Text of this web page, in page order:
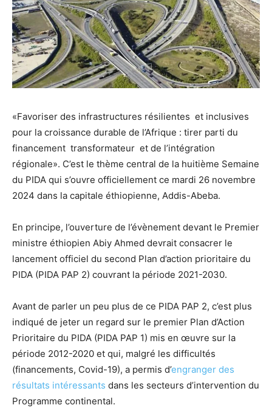
«Favoriser des infrastructures résilientes et inclusives
pour la croissance durable de l’Afrique : tirer parti du
financement transformateur et de l’intégration
régionale». C’est le thème central de la huitième Semaine
du PIDA qui s’ouvre officiellement ce mardi 26 novembre
2024 dans la capitale éthiopienne, Addis-Abeba.
En principe, l’ouverture de l’évènement devant le Premier
ministre éthiopien Abiy Ahmed devrait consacrer le
lancement officiel du second Plan d’action prioritaire du
PIDA (PIDA PAP 2) couvrant la période 2021-2030.
Avant de parler un peu plus de ce PIDA PAP 2, c’est plus
indiqué de jeter un regard sur le premier Plan d’Action
Prioritaire du PIDA (PIDA PAP 1) mis en œuvre sur la
période 2012-2020 et qui, malgré les difficultés
(financements, Covid-19), a permis d’engranger des
résultats intéressants dans les secteurs d’intervention du
Programme continental.